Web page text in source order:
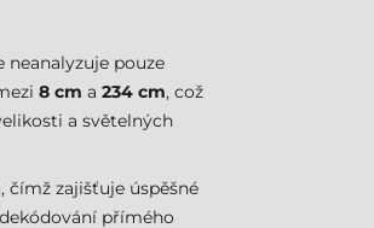
pouze
8 cm a 234 cm, což
a světelných
čímž zajišťuje úspěšné
přímého